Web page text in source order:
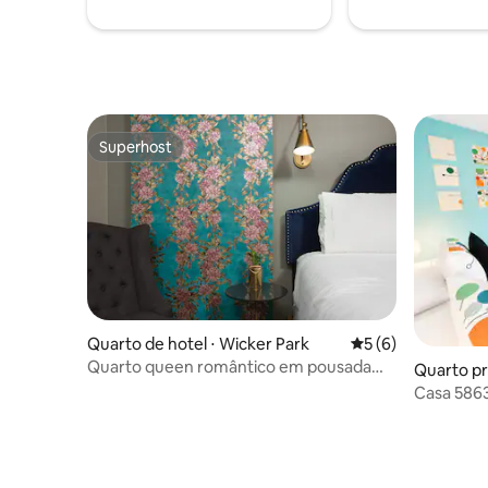
Superhost
Superhost
Quarto de hotel ⋅ Wicker Park 5 de uma
5 (6)
Quarto queen romântico em pousada
Quarto
Casa